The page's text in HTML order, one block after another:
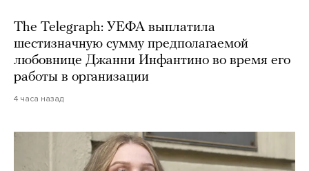
The Telegraph: УЕФА выплатила
шестизначную сумму предполагаемой
любовнице Джанни Инфантино во время его
работы в организации
4 часа назад